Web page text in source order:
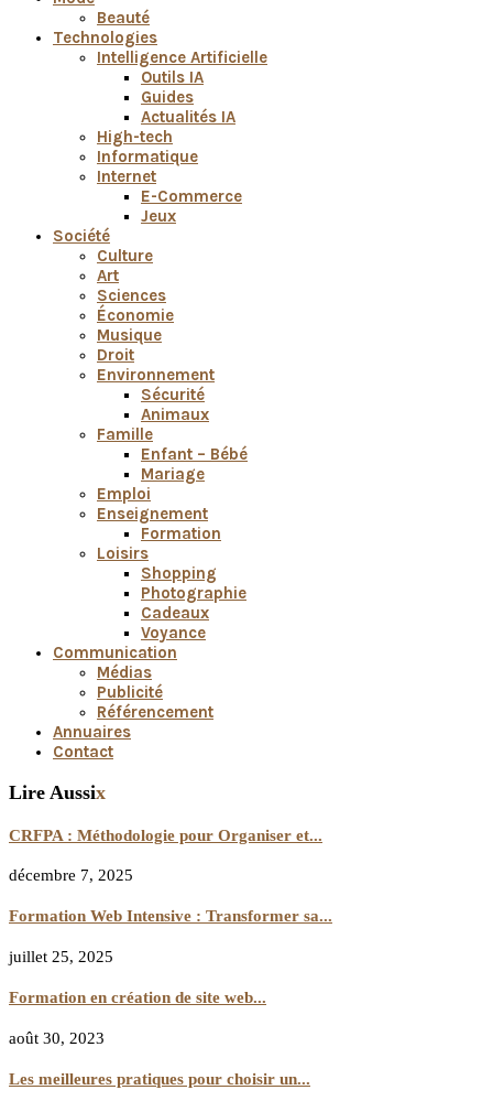
Beauté
Technologies
Intelligence Artificielle
Outils IA
Guides
Actualités IA
High-tech
Informatique
Internet
E-Commerce
Jeux
Société
Culture
Art
Sciences
Économie
Musique
Droit
Environnement
Sécurité
Animaux
Famille
Enfant – Bébé
Mariage
Emploi
Enseignement
Formation
Loisirs
Shopping
Photographie
Cadeaux
Voyance
Communication
Médias
Publicité
Référencement
Annuaires
Contact
Lire Aussix
CRFPA : Méthodologie pour Organiser et...
décembre 7, 2025
Formation Web Intensive : Transformer sa...
juillet 25, 2025
Formation en création de site web...
août 30, 2023
Les meilleures pratiques pour choisir un...